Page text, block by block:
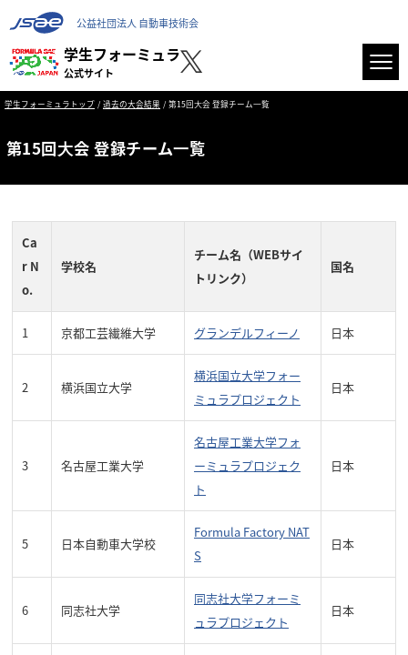
学生フォーミュラ
公式サイト
公益社団法人 自動車技術会
学生フォーミュラトップ 過去の大会結果 第15回⼤会 登録チーム⼀覧
第15回⼤会 登録チーム⼀覧
Ca
r N
o.
学校名
チーム名（WEBサイ
トリンク）
国名
1 京都工芸繊維大学 グランデルフィーノ 日本
2 横浜国立大学
横浜国立大学フォー
ミュラプロジェクト
日本
3 名古屋工業大学
名古屋工業大学フォ
ーミュラプロジェク
ト
日本
5 日本自動車大学校
Formula Factory NAT
S
日本
6 同志社大学
同志社大学フォーミ
ュラプロジェクト
日本